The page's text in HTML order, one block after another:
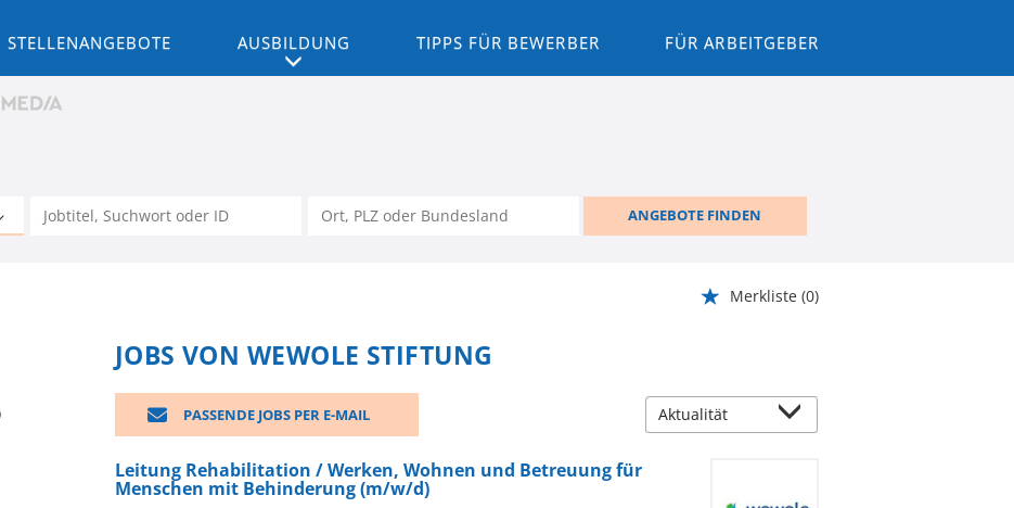
STELLENANGEBOTE AUSBILDUNG TIPPS FÜR BEWERBER FÜR ARBEITGEBER
ANGEBOTE FINDEN
Merkliste (0)
JOBS VON WEWOLE STIFTUNG
PASSENDE JOBS PER E-MAIL
Leitung Rehabilitation / Werken, Wohnen und Betreuung für
Menschen mit Behinderung (m/w/d)